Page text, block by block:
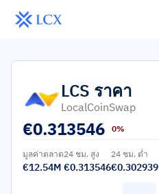
LCS ราคา
LocalCoinSwap
€0.313546 0%
มูลค่าตลาด
€12.54M
24 ชม. สูง
€0.313546
24 ชม. ต่ำ
€0.302939